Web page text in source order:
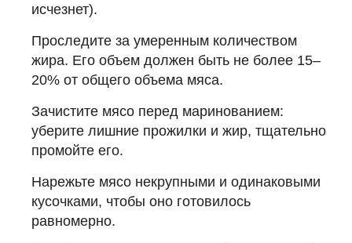
исчезнет).
Проследите за умеренным количеством
жира. Его объем должен быть не более 15–
20% от общего объема мяса.
Зачистите мясо перед маринованием:
уберите лишние прожилки и жир, тщательно
промойте его.
Нарежьте мясо некрупными и одинаковыми
кусочками, чтобы оно готовилось
равномерно.